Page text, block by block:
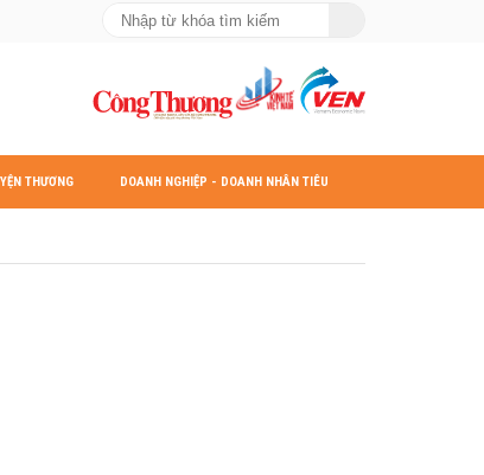
THƯƠNG DOANH NGHIỆP - DOANH NHÂN TIÊU